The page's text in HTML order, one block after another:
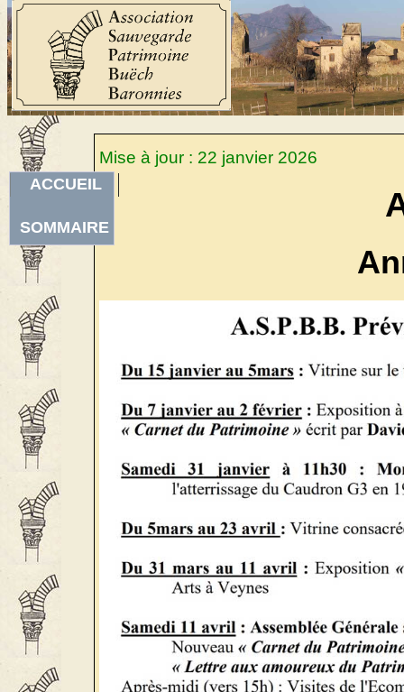
ACCUEIL
SOMMAIRE
Mise à jour : 22 janvier 2026